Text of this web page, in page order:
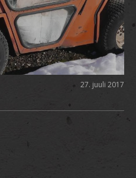
27. juuli 2017